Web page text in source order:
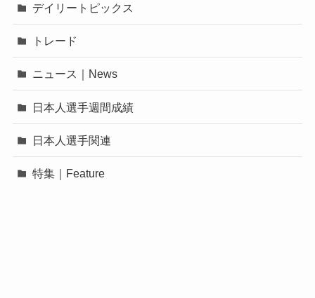
デイリートピックス
トレード
ニュース｜News
日本人選手週間成績
日本人選手関連
特集｜Feature